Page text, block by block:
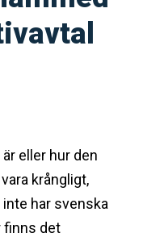
eller hur den
krångligt,
har svenska
finns det